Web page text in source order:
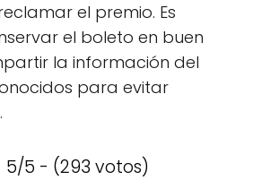
el premio. Es
el boleto en buen
la información del
para evitar
5/5 - (293 votos)